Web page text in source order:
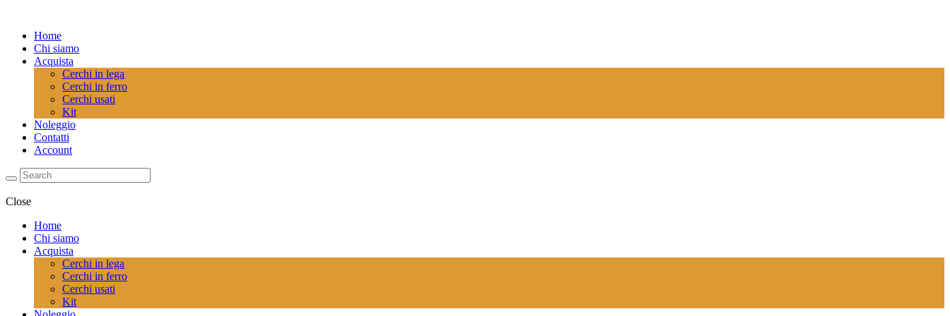
Home
Chi siamo
Acquista
Cerchi in lega
Cerchi in ferro
Cerchi usati
Kit
Noleggio
Contatti
Account
Close
Home
Chi siamo
Acquista
Cerchi in lega
Cerchi in ferro
Cerchi usati
Kit